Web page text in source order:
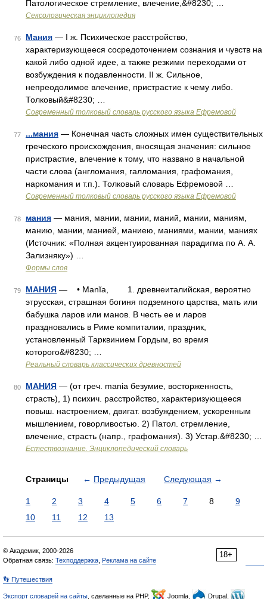
Патологическое стремление, влечение,&#8230; …
Сексологическая энциклопедия
76 Мания — I ж. Психическое расстройство,
характеризующееся сосредоточением сознания и чувств на
какой либо одной идее, а также резкими переходами от
возбуждения к подавленности. II ж. Сильное,
непреодолимое влечение, пристрастие к чему либо.
Толковый&#8230; …
Современный толковый словарь русского языка Ефремовой
77 ...мания — Конечная часть сложных имен существительных
греческого происхождения, вносящая значения: сильное
пристрастие, влечение к тому, что названо в начальной
части слова (англомания, галломания, графомания,
наркомания и т.п.). Толковый словарь Ефремовой …
Современный толковый словарь русского языка Ефремовой
78 мания — мания, мании, мании, маний, мании, маниям,
манию, мании, манией, маниею, маниями, мании, маниях
(Источник: «Полная акцентуированная парадигма по А. А.
Зализняку») …
Формы слов
79 МАНИЯ — • Manĭa, 1. древнеиталийская, вероятно
этрусская, страшная богиня подземного царства, мать или
бабушка ларов или манов. В честь ее и ларов
праздновались в Риме компиталии, праздник,
установленный Тарквинием Гордым, во время
которого&#8230; …
Реальный словарь классических древностей
80 МАНИЯ — (от греч. mania безумие, восторженность,
страсть), 1) психич. расстройство, характеризующееся
повыш. настроением, двигат. возбуждением, ускоренным
мышлением, говорливостью. 2) Патол. стремление,
влечение, страсть (напр., графомания). 3) Устар.&#8230; …
Естествознание. Энциклопедический словарь
Страницы ← Предыдущая Следующая →
1 2 3 4 5 6 7 8
9
10
11 12 13
18+
© Академик, 2000-2026
Обратная связь: Техподдержка Реклама на сайте
👣 Путешествия
Экспорт словарей на сайты , сделанные на PHP, Joomla, Drupal,